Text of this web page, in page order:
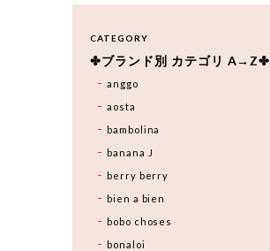
CATEGORY
✤ブランド別 カテゴリ A→Z✤
anggo
aosta
bambolina
banana J
berry berry
bien a bien
bobo choses
bonaloi